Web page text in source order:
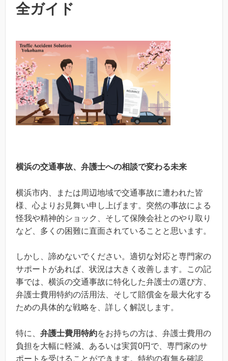
全ガイド
横浜の交通事故、弁護士への相談で変わる未来
横浜市内、または周辺地域で交通事故に遭われた皆
様、心よりお見舞い申し上げます。突然の事故による
怪我や精神的ショック、そして保険会社とのやり取り
など、多くの困難に直面されていることと思います。
しかし、諦めないでください。適切な対応と専門家の
サポートがあれば、状況は大きく改善します。この記
事では、横浜の交通事故に特化した弁護士の選び方、
弁護士費用特約の活用法、そして賠償金を最大化する
ための具体的な戦略を、詳しく解説します。
特に、 弁護士費用特約をお持ちの方は、弁護士費用の
負担を大幅に軽減、あるいは実質0円で、専門家のサ
ポートを受けることができます。特約の有無を確認